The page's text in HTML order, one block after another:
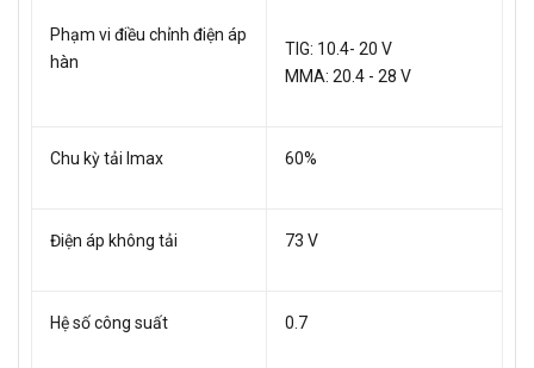
Phạm vi điều chỉnh điện áp
hàn
TIG: 10.4- 20 V
MMA: 20.4 - 28 V
Chu kỳ tải Imax 60%
Điện áp không tải 73 V
Hệ số công suất 0.7